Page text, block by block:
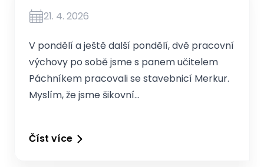
21. 4. 2026
V pondělí a ještě další pondělí, dvě pracovní
výchovy po sobě jsme s panem učitelem
Páchníkem pracovali se stavebnicí Merkur.
Myslím, že jsme šikovní…
Číst více